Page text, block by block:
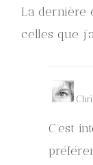
La dernière
celles que
C’est